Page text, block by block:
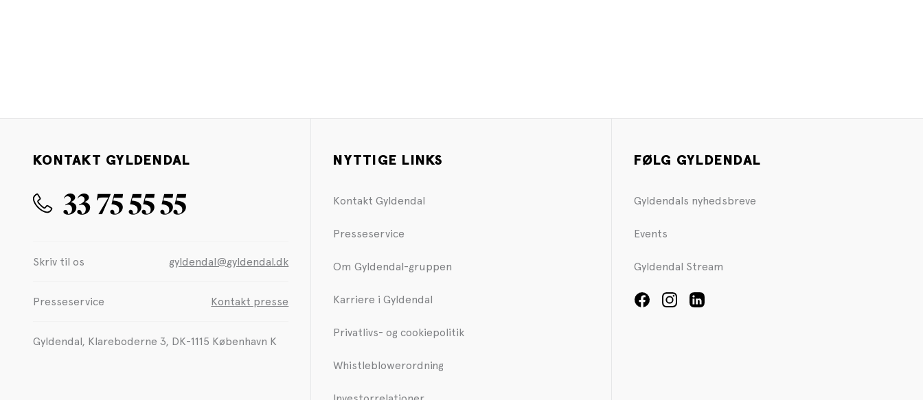
KONTAKT GYLDENDAL
33 75 55 55
Skriv til os gyldendal@gyldendal.dk
Presseservice Kontakt presse
Gyldendal, Klareboderne 3, DK-1115 København K
NYTTIGE LINKS
Kontakt Gyldendal
Presseservice
Om Gyldendal-gruppen
Karriere i Gyldendal
Privatlivs- og cookiepolitik
Whistleblowerordning
FØLG GYLDENDAL
Gyldendals nyhedsbreve
Events
Gyldendal Stream